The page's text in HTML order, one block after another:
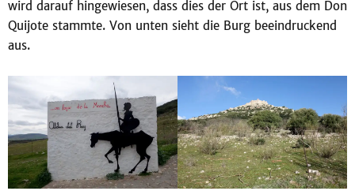
wird darauf hingewiesen, dass dies der Ort ist, aus dem Don
Quijote stammte. Von unten sieht die Burg beeindruckend
aus.